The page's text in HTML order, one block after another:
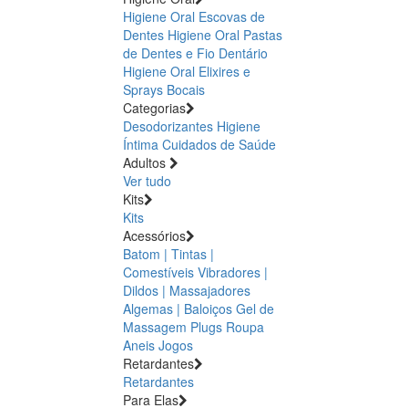
Higiene Oral Escovas de
Dentes Higiene Oral Pastas
de Dentes e Fio Dentário
Higiene Oral Elixires e
Sprays Bocais
Categorias
Desodorizantes Higiene
Íntima Cuidados de Saúde
Adultos
Ver tudo
Kits
Kits
Acessórios
Batom | Tintas |
Comestíveis Vibradores |
Dildos | Massajadores
Algemas | Baloiços Gel de
Massagem Plugs Roupa
Aneis Jogos
Retardantes
Retardantes
Para Elas